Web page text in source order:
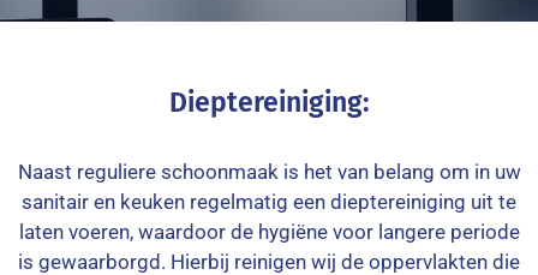
Dieptereiniging:
Naast reguliere schoonmaak is het van belang om in uw
sanitair en keuken regelmatig een dieptereiniging uit te
laten voeren, waardoor de hygiëne voor langere periode
is gewaarborgd. Hierbij reinigen wij de oppervlakten die